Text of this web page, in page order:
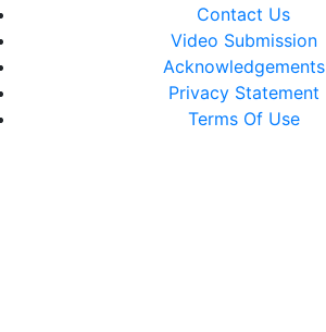
Contact Us
Video Submission
Acknowledgements
Privacy Statement
Terms Of Use